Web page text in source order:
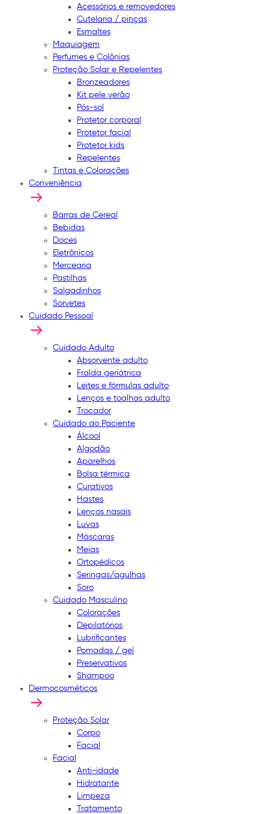
Acessórios e removedores
Cutelaria / pinças
Esmaltes
Maquiagem
Perfumes e Colônias
Proteção Solar e Repelentes
Bronzeadores
Kit pele verão
Pós-sol
Protetor corporal
Protetor facial
Protetor kids
Repelentes
Tintas e Colorações
Conveniência
Barras de Cereal
Bebidas
Doces
Eletrônicos
Mercearia
Pastilhas
Salgadinhos
Sorvetes
Cuidado Pessoal
Cuidado Adulto
Absorvente adulto
Fralda geriátrica
Leites e fórmulas adulto
Lenços e toalhas adulto
Trocador
Cuidado ao Paciente
Álcool
Algodão
Aparelhos
Bolsa térmica
Curativos
Hastes
Lenços nasais
Luvas
Máscaras
Meias
Ortopédicos
Seringas/agulhas
Soro
Cuidado Masculino
Colorações
Depilatórios
Lubrificantes
Pomadas / gel
Preservativos
Shampoo
Dermocosméticos
Proteção Solar
Corpo
Facial
Facial
Anti-idade
Hidratante
Limpeza
Tratamento